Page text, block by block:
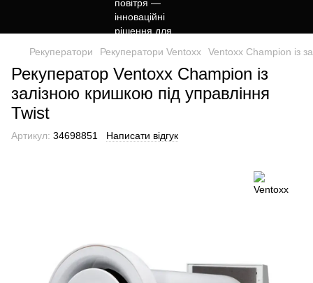
Рекуператори Рекуператори Ventoxx Ventoxx Champion із
Рекуператор Ventoxx Champion із
залізною кришкою під управління
Twist
Артикул: 34698851 Написати відгук